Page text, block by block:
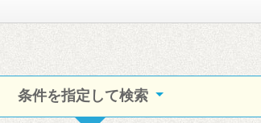
条件を指定して検索